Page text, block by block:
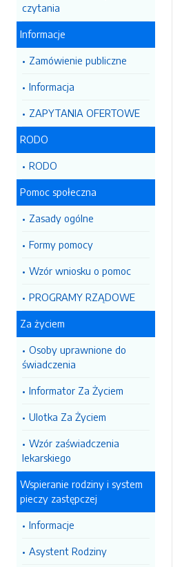
czytania
Informacje
Zamówienie publiczne
Informacja
ZAPYTANIA OFERTOWE
RODO
RODO
Pomoc społeczna
Zasady ogólne
Formy pomocy
Wzór wniosku o pomoc
PROGRAMY RZĄDOWE
Za życiem
Osoby uprawnione do
świadczenia
Informator Za Życiem
Ulotka Za Życiem
Wzór zaświadczenia
lekarskiego
Wspieranie rodziny i system
pieczy zastępczej
Informacje
Asystent Rodziny